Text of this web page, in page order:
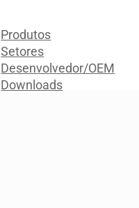
Produtos
Setores
Desenvolvedor/OEM
Downloads